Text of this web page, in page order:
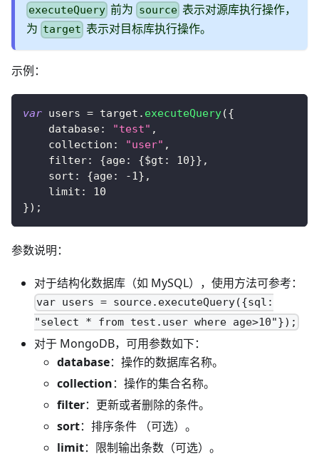
executeQuery 前为 source表示对源库执行操作，
为 target 表示对目标库执行操作。
示例：
var users = target . executeQuery({
database: "test" ,
collection : "user" ,
filter: {age: {$gt : 10}} ,
sort : {age: -1} ,
limit :
10
}) ;
参数说明：
对于结构化数据库（如 MySQL），使用方法可参考：
var users = source.executeQuery({sql:
"select * from test.user where age>10"});
对于 MongoDB，可用参数如下：
database：操作的数据库名称。
collection：操作的集合名称。
filter：更新或者删除的条件。
sort：排序条件 （可选）。
limit：限制输出条数（可选）。